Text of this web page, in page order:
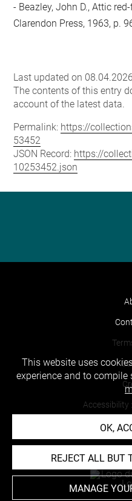
Beazley, John D., Attic
Clarendon Press, 1963, p.
Last updated on 08.04.2026
The contents of this entry
account of the latest data.
Permalink: https://
53452
JSON Record: https://
10253452.json
Accessibility
This website uses
experience and to
OK,
REJECT ALL BUT
MANAGE